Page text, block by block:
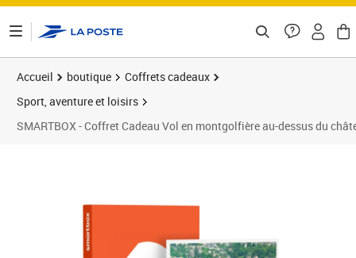
Accueil boutique
Coffrets cadeaux
Sport, aventure et loisirs
SMARTBOX - Coffret Cadeau Vol en montgolfière au-dessus du